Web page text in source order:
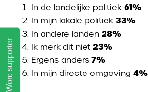
In de landelijke politiek 61%
In mijn lokale politiek 33%
In andere landen 28%
Ik merk dit niet 23%
Ergens anders7%
In mijn directe omgeving 4%
Word supporter